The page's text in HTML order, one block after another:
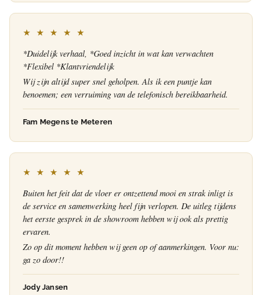
★ ★ ★ ★ ★
*Duidelijk verhaal, *Goed inzicht in wat kan verwachten
*Flexibel *Klantvriendelijk
Wij zijn altijd super snel geholpen. Als ik een puntje kan
benoemen; een verruiming van de telefonisch bereikbaarheid.
Fam Megens te Meteren
★ ★ ★ ★ ★
Buiten het feit dat de vloer er ontzettend mooi en strak inligt is
de service en samenwerking heel fijn verlopen. De uitleg tijdens
het eerste gesprek in de showroom hebben wij ook als prettig
ervaren.
Zo op dit moment hebben wij geen op of aanmerkingen. Voor nu:
ga zo door!!
Jody Jansen